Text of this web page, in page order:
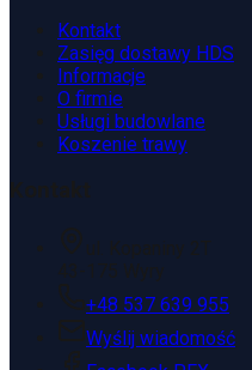
Kontakt
Zasięg dostawy HDS
Informacje
O firmie
Usługi budowlane
Koszenie trawy
+48 537 639 955
Wyślij wiadomość